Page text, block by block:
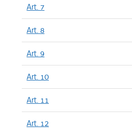
Art. 7
Art. 8
Art. 9
Art. 10
Art. 11
Art. 12